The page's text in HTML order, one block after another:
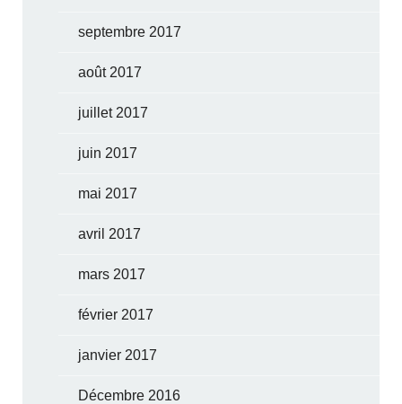
septembre 2017
août 2017
juillet 2017
juin 2017
mai 2017
avril 2017
mars 2017
février 2017
janvier 2017
Décembre 2016